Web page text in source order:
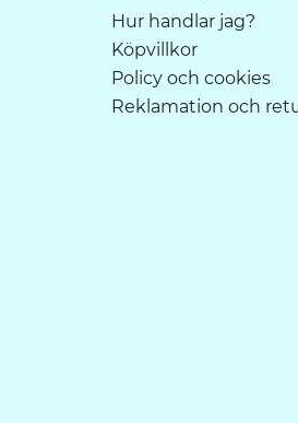
Hur handlar jag?
Köpvillkor
Policy och cookies
Reklamation och